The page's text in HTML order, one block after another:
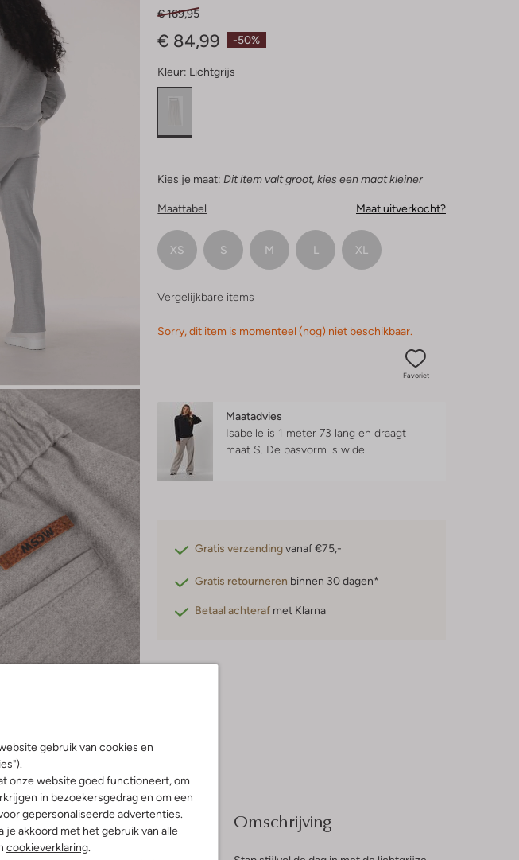
gebruik van cookies en
onze website goed functioneert, om
in bezoekersgedrag en om een
gepersonaliseerde advertenties.
je akkoord met het gebruik van alle
cookieverklaring.
-50%
€ 169,95
€ 84,99
Kleur: Lichtgrijs
Kies je maat: Dit item valt groot, kies een maat kleiner
Maattabel Maat uitverkocht?
XS S M L XL
Vergelijkbare items
Sorry, dit item is momenteel (nog) niet beschikbaar.
Favoriet
Maatadvies
Isabelle is 1 meter 73 lang en draagt
maat S. De pasvorm iswide
Gratis verzendingvanaf €75,-
Gratis retourneren binnen 30 dagen*
Betaal achteraf met Klarna
Omschrijving